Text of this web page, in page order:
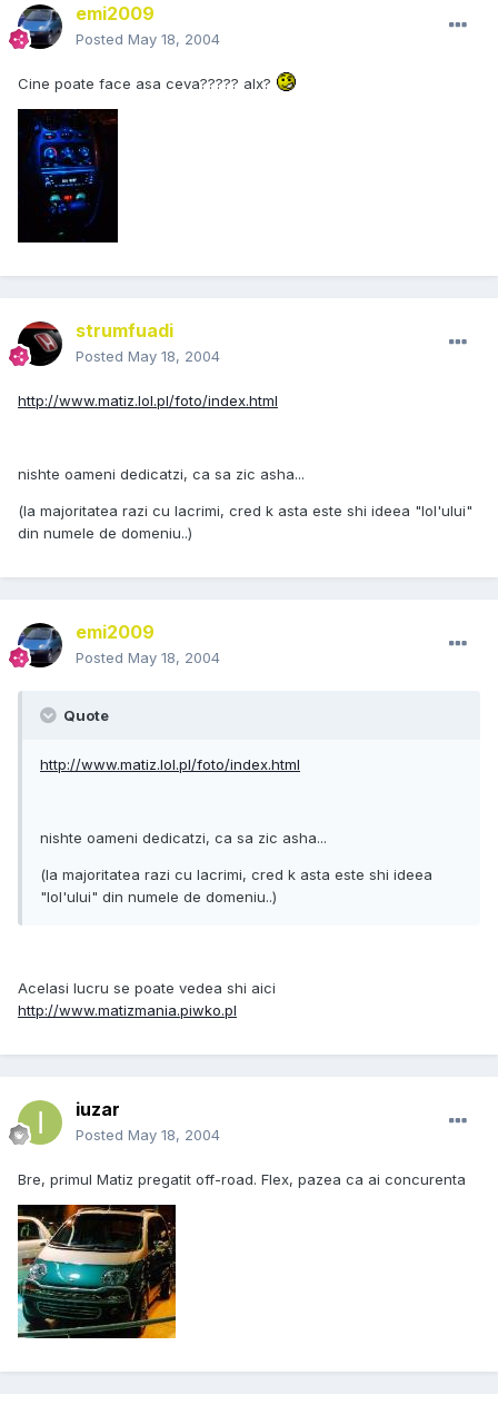
emi2009
Posted May 18, 2004
Cine poate face asa ceva????? alx?
strumfuadi
Posted May 18, 2004
http://www.matiz.lol.pl/foto/index.html
nishte oameni dedicatzi, ca sa zic asha...
(la majoritatea razi cu lacrimi, cred k asta este shi ideea "lol'ului"
din numele de domeniu..)
emi2009
Posted May 18, 2004
Quote
http://www.matiz.lol.pl/foto/index.html
nishte oameni dedicatzi, ca sa zic asha...
(la majoritatea razi cu lacrimi, cred k asta este shi ideea
"lol'ului" din numele de domeniu..)
Acelasi lucru se poate vedea shi aici
http://www.matizmania.piwko.pl
iuzar
Posted May 18, 2004
Bre, primul Matiz pregatit off-road. Flex, pazea ca ai concurenta